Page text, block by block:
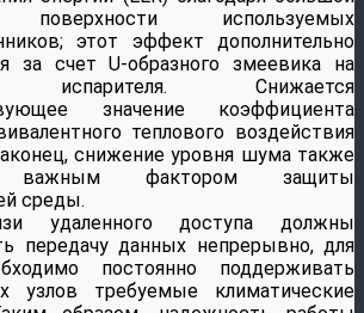
поверхности используемых
этот эффект дополнительно
за счет U-образного змеевика на
испарителя. Снижается
значение коэффициента
теплового воздействия
снижение уровня шума также
важным фактором защиты
среды.
удаленного доступа должны
передачу данных непрерывно, для
постоянно поддерживать
узлов требуемые климатические